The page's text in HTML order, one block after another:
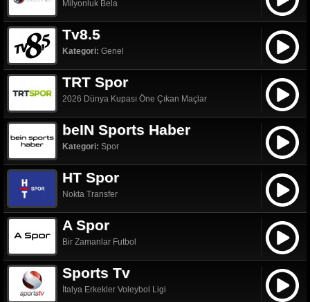
Milyonluk Bela
Tv8.5
Kategori: Genel
TRT Spor
2026 Dünya Kupası Öne Çıkan Maçlar
beIN Sports Haber
Kategori: Spor
HT Spor
Nokta Transfer
A Spor
Bir Zamanlar Futbol
Sports Tv
İtalya Erkekler Voleybol Ligi